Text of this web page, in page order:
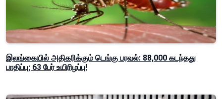
இலங்கையில் அதிகரிக்கும் டெங்கு பரவல்: 88,000 கடந்தது
பாதிப்பு; 63 பேர் உயிரிழப்பு!